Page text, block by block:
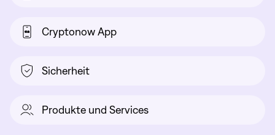
Cryptonow App
Sicherheit
Produkte und Services